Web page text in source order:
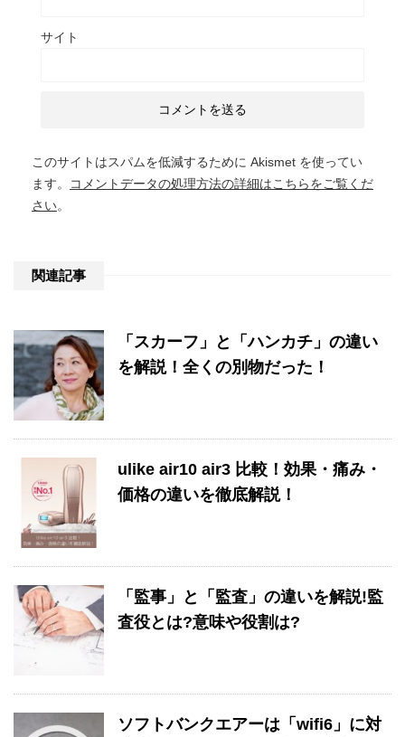
サイト
このサイトはスパムを低減するために Akismet を使ってい
ます。
コメントデータの処理方法の詳細はこちらをご覧くだ
さい。
関連記事
「スカーフ」と「ハンカチ」の違い
を解説！全くの別物だった！
ulike air10 air3 比較！効果・痛み・
価格の違いを徹底解説！
「監事」と「監査」の違いを解説!監
査役とは?意味や役割は?
ソフトバンクエアーは「wifi6」に対